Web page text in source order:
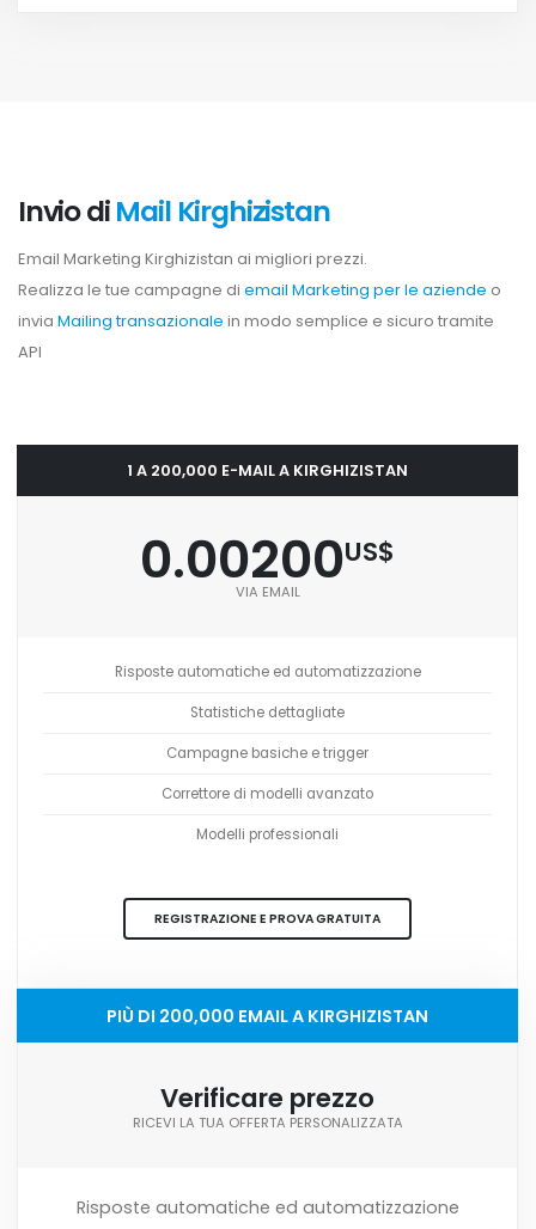
Invio diMail Kirghizistan
Email Marketing Kirghizistan ai migliori prezzi.
Realizza le tue campagne di email Marketing per le aziende o
invia Mailing transazionale in modo semplice e sicuro tramite
API
1 A 200,000 E-MAIL A KIRGHIZISTAN
0.00200US$
VIA EMAIL
Risposte automatiche ed automatizzazione
Statistiche dettagliate
Campagne basiche e trigger
Correttore di modelli avanzato
Modelli professionali
REGISTRAZIONE E PROVA GRATUITA
PIÙ DI 200,000 EMAIL A KIRGHIZISTAN
Verificare prezzo
RICEVI LA TUA OFFERTA PERSONALIZZATA
Risposte automatiche ed automatizzazione